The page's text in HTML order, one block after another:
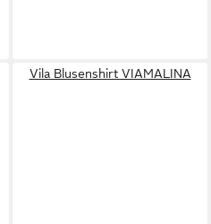
Vila Blusenshirt VIAMALINA